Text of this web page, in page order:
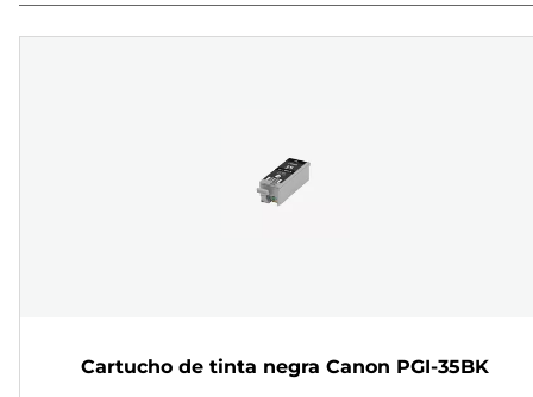
Cartucho de tinta negra Canon PGI-35BK